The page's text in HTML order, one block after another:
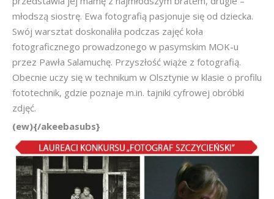
młodszą siostrę. Ewa fotografią pasjonuje się od dziecka.
Swój warsztat doskonaliła podczas zajęć koła
fotograficznego prowadzonego w pasymskim MOK-u
przez Pawła Salamuchę. Przyszłość wiąże z fotografią.
Obecnie uczy się w technikum w Olsztynie w klasie o profilu
fototechnik, gdzie poznaje m.in. tajniki cyfrowej obróbki
zdjęć.
(ew){/akeebasubs}